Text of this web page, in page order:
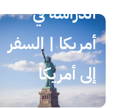
الدراسة في
أمريكا | السفر
إلى أمريكا